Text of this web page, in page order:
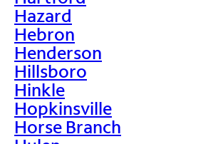
Hazard
Hebron
Henderson
Hillsboro
Hinkle
Hopkinsville
Horse Branch